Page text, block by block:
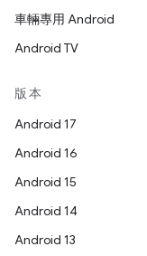
車輛專用 Android
Android TV
版本
Android 17
Android 16
Android 15
Android 14
Android 13